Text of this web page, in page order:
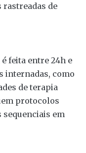
rastreadas de
feita entre 24h e
internadas, como
de terapia
protocolos
sequenciais em